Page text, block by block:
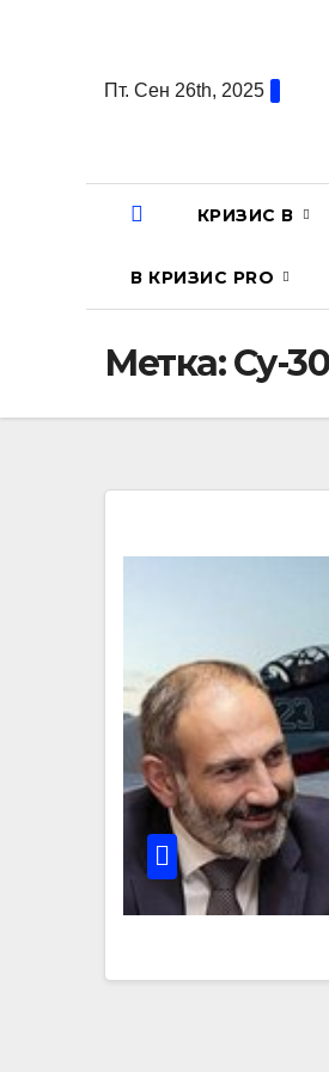
содержаниюПт. Сен 26th, 2025
КРИЗИС В
В КРИЗИС PRO
Метка:Су-